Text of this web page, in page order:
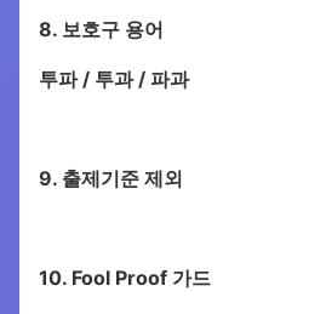
8. 보호구 용어
투파 / 투과 / 파과
9. 출제기준 제외
10. Fool Proof 가드